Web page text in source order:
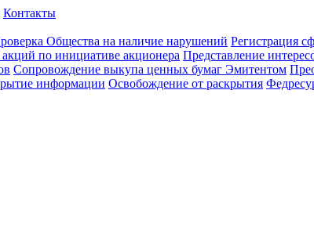
Контакты
Общества на наличие нарушений Регистрация
по инициативе акционера Представление
Сопровождение выкупа ценных бумаг Эмитентом
информации Освобождение от раскрытия